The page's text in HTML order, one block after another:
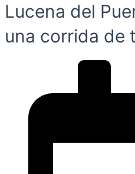
Lucena del
una corrida de